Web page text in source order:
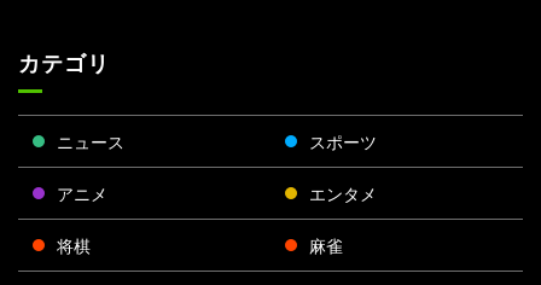
カテゴリ
ニュース スポーツ
アニメ エンタメ
将棋 麻雀